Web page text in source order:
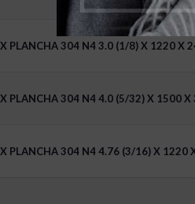
PLANCHA 304 N4 3.0 (1/8) X 1220 X
PLANCHA 304 N4 4.0 (5/32) X 1500 X
PLANCHA 304 N4 4.76 (3/16) X 1220